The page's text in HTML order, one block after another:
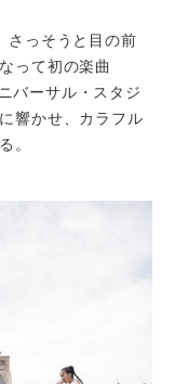
さっそうと目の前
って初の楽曲
バーサル・スタジ
響かせ、カラフル
。